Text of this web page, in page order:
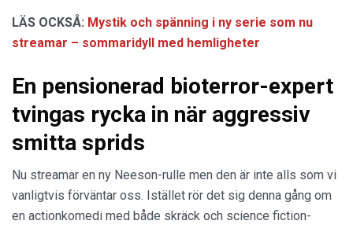
LÄS OCKSÅ: Mystik och spänning i ny serie som nu
streamar – sommaridyll med hemligheter
En pensionerad bioterror-expert
tvingas rycka in när aggressiv
smitta sprids
Nu streamar en ny Neeson-rulle men den är inte alls som vi
vanligtvis förväntar oss. Istället rör det sig denna gång om
en actionkomedi med både skräck och science fiction-